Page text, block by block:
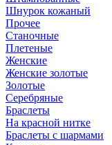
Шнурок кожаный
Прочее
Станочные
Плетеные
Женские
Женские золотые
Золотые
Серебряные
Браслеты
На красной нитке
Браслеты с шармами